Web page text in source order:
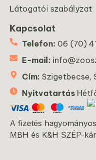
Látogatói szabályzat
Kapcsolat
Telefon: 06 (70)
E-mail:
Cím: Szigetbecse,
Nyitvatartás
A fizetés
MBH és K&H SZÉP-